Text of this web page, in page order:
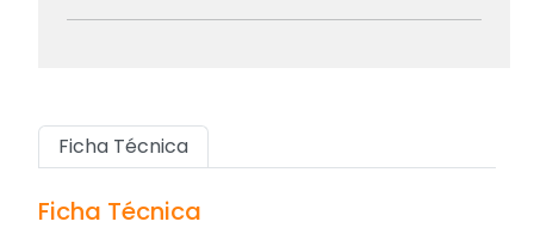
Ficha Técnica
Ficha Técnica